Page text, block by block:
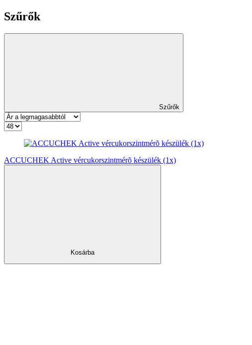
Szűrők
Szűrők
ACCUCHEK Active vércukorszintmérõ készülék (1x)
Kosárba